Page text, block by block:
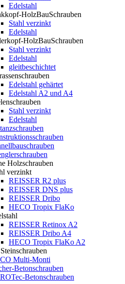
Edelstahl
HolzBauSchrauben
Stahl verzinkt
Edelstahl
HolzBauSchrauben
Stahl verzinkt
Edelstahl
gleitbeschichtet
Edelstahl gehärtet
Edelstahl A2 und A4
Stahl verzinkt
Edelstahl
Holzschrauben
verzinkt
REISSER R2 plus
REISSER DNS plus
REISSER Dribo
HECO Tropix FlaKo
REISSER Retinox A2
REISSER Dribo A4
HECO Tropix FlaKo A2
Multi-Monti
Betonschrauben
Betonschrauben